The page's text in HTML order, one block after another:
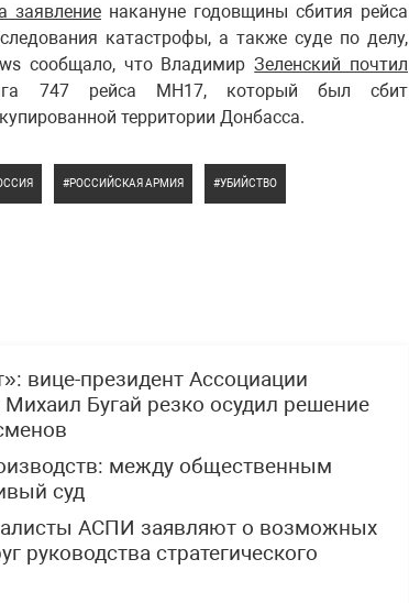
заявление накануне годовщины сбития рейса
катастрофы, а также суде по делу,
сообщало, что ВладимирЗеленский почтил
747 рейса МН17, который был сбит
территории Донбасса.
РОССИЙСКАЯ АРМИЯ УБИЙСТВО
вице-президент Ассоциации
Бугай резко осудил решение
между общественным
суд
АСПИ заявляют о возможных
руководства стратегического